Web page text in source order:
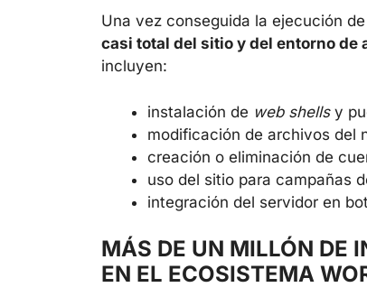
Una vez conseguida la ejecución
casi total del sitio y del entorno de
incluyen:
instalación de web shellsy
modificación de archivos del
creación o eliminación de
uso del sitio para campañas
integración del servidor en
MÁS DE UN MILLÓN DE
EN EL ECOSISTEMA